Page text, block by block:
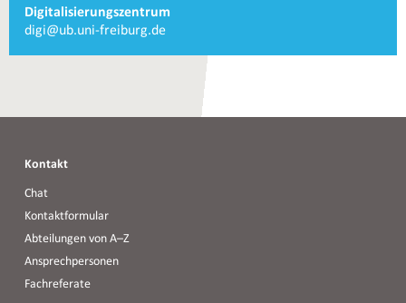
Sammlungen
Digitalisierungszentrum
E-
digi@ub.uni-freiburg.de
Kontakt
Chat
Kontaktformular
Abteilungen von A–Z
Ansprechpersonen
Fachreferate